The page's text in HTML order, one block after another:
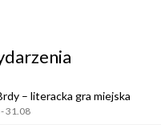
– literacka gra miejska
31.08